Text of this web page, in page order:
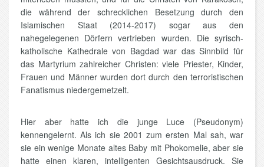
die während der schrecklichen Besetzung durch den
Islamischen Staat (2014-2017) sogar aus den
nahegelegenen Dörfern vertrieben wurden. Die syrisch-
katholische Kathedrale von Bagdad war das Sinnbild für
das Martyrium zahlreicher Christen: viele Priester, Kinder,
Frauen und Männer wurden dort durch den terroristischen
Fanatismus niedergemetzelt.
Hier aber hatte ich die junge Luce (Pseudonym)
kennengelernt. Als ich sie 2001 zum ersten Mal sah, war
sie ein wenige Monate altes Baby mit Phokomelie, aber sie
hatte einen klaren, intelligenten Gesichtsausdruck. Sie